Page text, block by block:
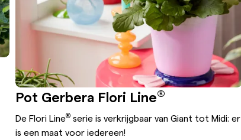
Pot Gerbera Flori Line®
De Flori Line®serie is verkrijgbaar van Giant tot Midi: er
is een maat voor iedereen!